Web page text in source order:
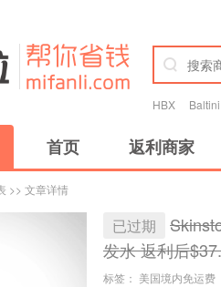
HBX
首页 返利商家
>> 文章详情
已过期
发水 返利后
标签： 美国境内免运费